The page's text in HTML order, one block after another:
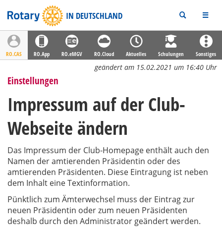
Rotary
IN DEUTSCHLAND
RO.CAS RO.App RO.eMGV RO.Cloud Aktuelles Schulungen Sonstiges
geändert am 15.02.2021 um 16:40 Uhr
Einstellungen
Impressum auf der Club-
Webseite ändern
Das Impressum der Club-Homepage enthält auch den
Namen der amtierenden Präsidentin oder des
amtierenden Präsidenten. Diese Eintragung ist neben
dem Inhalt eine Textinformation.
Pünktlich zum Ämterwechsel muss der Eintrag zur
neuen Präsidentin oder zum neuen Präsidenten
deshalb durch den Administrator geändert werden.